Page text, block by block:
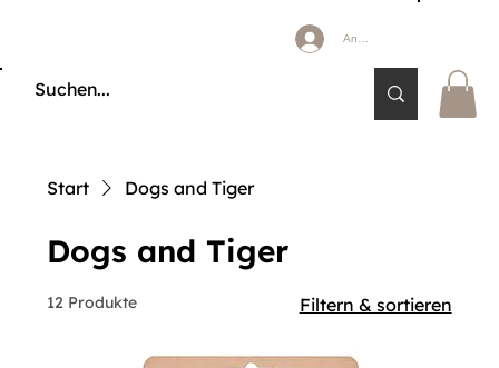
Anmelden
Start Dogs and Tiger
Dogs and Tiger
12 Produkte Filtern & sortieren